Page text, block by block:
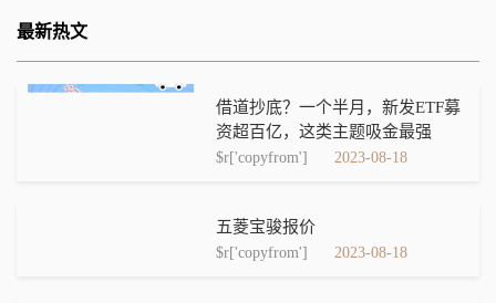
最新热文
借道抄底？一个半月，新发ETF募
资超百亿，这类主题吸金最强
$r['copyfrom'] 2023-08-18
五菱宝骏报价
$r['copyfrom'] 2023-08-18